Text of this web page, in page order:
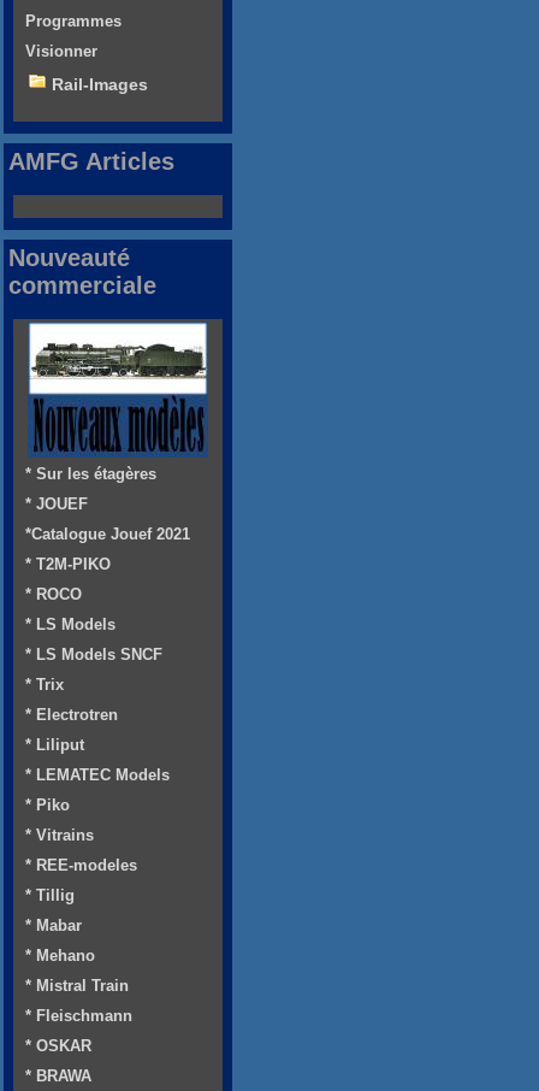
Programmes
Visionner
Rail-Images
AMFG Articles
Nouveauté
commerciale
* Sur les étagères
* JOUEF
*Catalogue Jouef 2021
* T2M-PIKO
* ROCO
* LS Models
* LS Models SNCF
* Trix
* Electrotren
* Liliput
* LEMATEC Models
* Piko
* Vitrains
* REE-modeles
* Tillig
* Mabar
* Mehano
* Mistral Train
* Fleischmann
* OSKAR
* BRAWA